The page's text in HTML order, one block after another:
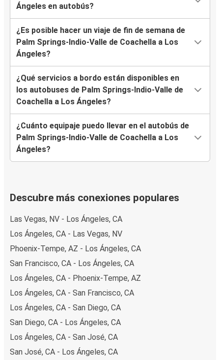
Ángeles en autobús?
¿Es posible hacer un viaje de fin de semana de
Palm Springs-Indio-Valle de Coachella a Los
Ángeles?
¿Qué servicios a bordo están disponibles en
los autobuses de Palm Springs-Indio-Valle de
Coachella a Los Ángeles?
¿Cuánto equipaje puedo llevar en el autobús de
Palm Springs-Indio-Valle de Coachella a Los
Ángeles?
Descubre más conexiones populares
Las Vegas, NV - Los Ángeles, CA
Los Ángeles, CA - Las Vegas, NV
Phoenix-Tempe, AZ - Los Ángeles, CA
San Francisco, CA - Los Ángeles, CA
Los Ángeles, CA - Phoenix-Tempe, AZ
Los Ángeles, CA - San Francisco, CA
Los Ángeles, CA - San Diego, CA
San Diego, CA - Los Ángeles, CA
Los Ángeles, CA - San José, CA
San José, CA - Los Ángeles, CA